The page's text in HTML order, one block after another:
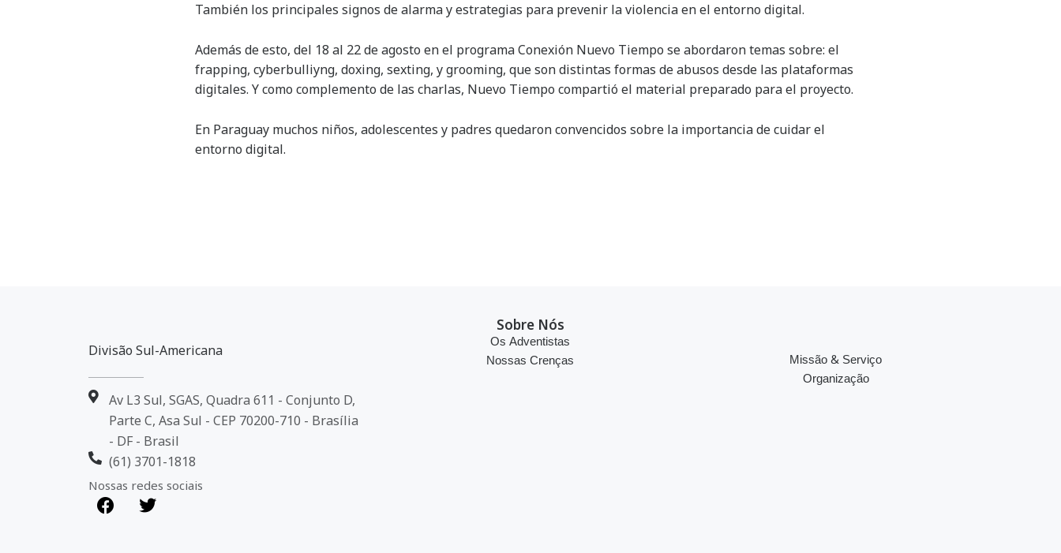
También los principales signos de alarma y estrategias para prevenir la violencia en el entorno digital.
Además de esto, del 18 al 22 de agosto en el programa Conexión Nuevo Tiempo se abordaron temas sobre: el
frapping, cyberbulliyng, doxing, sexting, y grooming, que son distintas formas de abusos desde las plataformas
digitales. Y como complemento de las charlas, Nuevo Tiempo compartió el material preparado para el proyecto.
En Paraguay muchos niños, adolescentes y padres quedaron convencidos sobre la importancia de cuidar el
entorno digital.
Divisão Sul-Americana
Av L3 Sul, SGAS, Quadra 611 - Conjunto D,
Parte C, Asa Sul - CEP 70200-710 - Brasília
- DF - Brasil
(61) 3701-1818
Nossas redes sociais
Sobre Nós
Os Adventistas
Nossas Crenças
Missão & Serviço
Organização